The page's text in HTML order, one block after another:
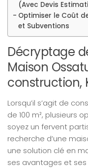
(Avec Devis
Optimiser le Coût
et Subventions
Décryptage
Maison
construction,
Lorsqu’il s’agit de
de 100 m², plusieurs
soyez un fervent
recherche d’une
une solution clé en
ses avantages et